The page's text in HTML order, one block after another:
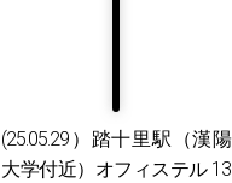
(25.05.29）踏十里駅（漢陽
大学付近）オフィステル 13